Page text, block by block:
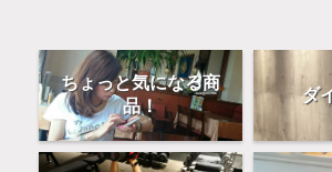
ちょっと気になる商
品！
ダ